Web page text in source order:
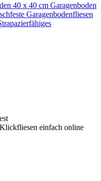
40 x 40 cm Garagenboden
Garagenbodenfliesen
einfach online